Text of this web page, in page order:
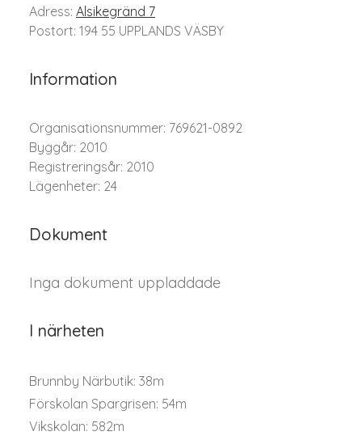
Adress: Alsikegränd 7
Postort: 194 55 UPPLANDS VÄSBY
Information
Organisationsnummer: 769621-0892
Byggår: 2010
Registreringsår: 2010
Lägenheter: 24
Dokument
Inga dokument uppladdade
I närheten
Brunnby Närbutik: 38m
Förskolan Spargrisen: 54m
Vikskolan: 582m